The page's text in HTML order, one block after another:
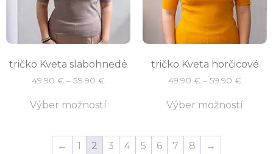
tričko Kveta slabohnedé
49.90 € – 59.90 €
Výber možností
tričko Kveta horčicové
49.90 € – 59.90 €
Výber možností
← 1 2 3 4 5 6 7 8 →